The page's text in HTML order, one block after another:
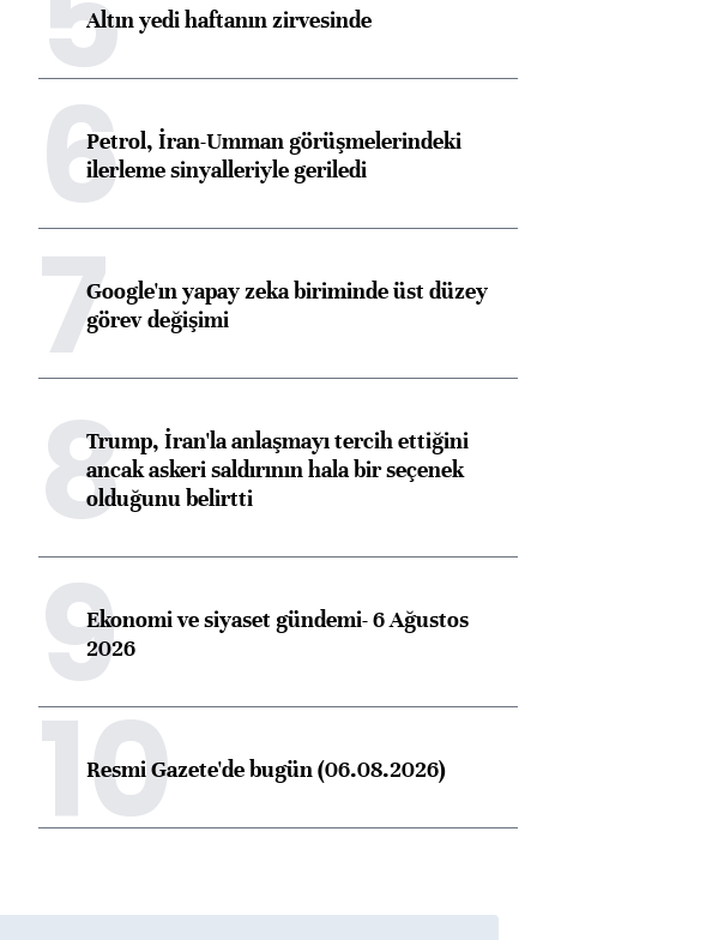
Altın yedi haftanın zirvesinde
6Petrol, İran-Umman görüşmelerindeki
ilerleme sinyalleriyle geriledi
7Google'ın yapay zeka biriminde üst düzey
görev değişimi
8Trump, İran'la anlaşmayı tercih ettiğini
ancak askeri saldırının hala bir seçenek
olduğunu belirtti
9Ekonomi ve siyaset gündemi- 6 Ağustos
2026
10
Resmi Gazete'de bugün (06.08.2026)